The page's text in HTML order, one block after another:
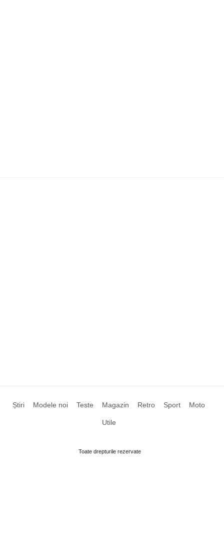
Știri Modele noi Teste Magazin Retro Sport Moto
Utile
Toate drepturile rezervate